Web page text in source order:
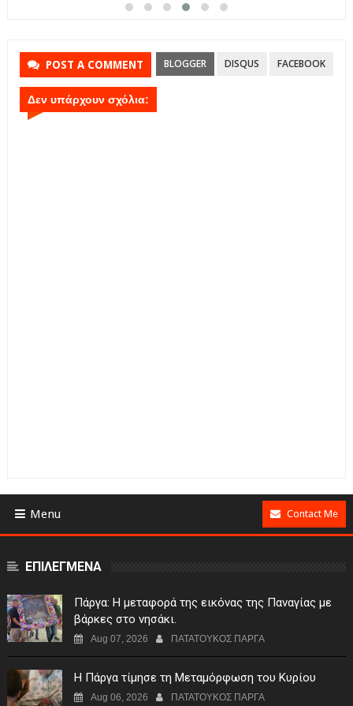
POST A COMMENT BLOGGER DISQUS FACEBOOK
Δεν υπάρχουν σχόλια:
Menu Contact Me
ΕΠΙΛΕΓΜΕΝΑ
Πάργα: Η μεταφορά της εικόνας της Παναγίας με
βάρκες στο νησάκι.
Aug 07, 2026 ΠΑΤΑΤΟΥΚΟΣ ΠΑΡΓΑ
Η Πάργα τίμησε τη Μεταμόρφωση του Κυρίου
Aug 06, 2026 ΠΑΤΑΤΟΥΚΟΣ ΠΑΡΓΑ